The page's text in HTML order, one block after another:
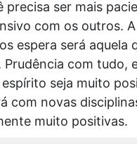
precisa ser mais
com os outros.
espera será aquela
Prudência com tudo,
seja muito
com novas
muito positivas.